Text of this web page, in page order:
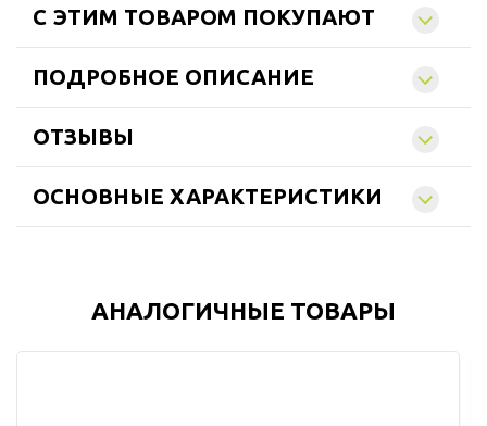
C ЭТИМ ТОВАРОМ ПОКУПАЮТ
ПОДРОБНОЕ ОПИСАНИЕ
ОТЗЫВЫ
ОСНОВНЫЕ ХАРАКТЕРИСТИКИ
АНАЛОГИЧНЫЕ ТОВАРЫ